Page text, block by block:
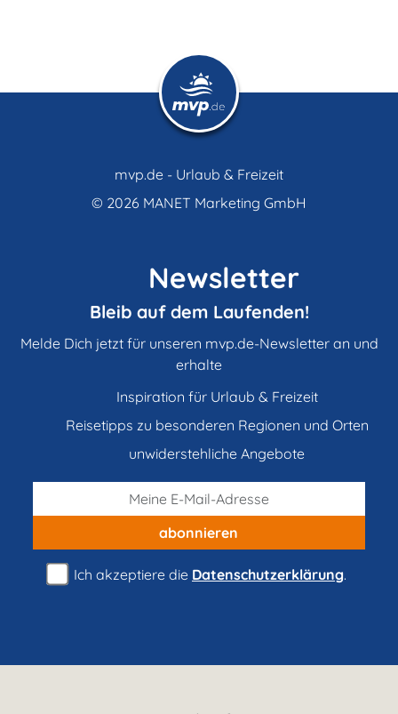
mvp.de - Urlaub & Freizeit
© 2026 MANET Marketing GmbH
Newsletter
Bleib auf dem Laufenden!
Melde Dich jetzt für unseren mvp.de-Newsletter an und
erhalte
Inspiration für Urlaub & Freizeit
Reisetipps zu besonderen Regionen und Orten
unwiderstehliche Angebote
abonnieren
Ich akzeptiere die Datenschutzerklärung.